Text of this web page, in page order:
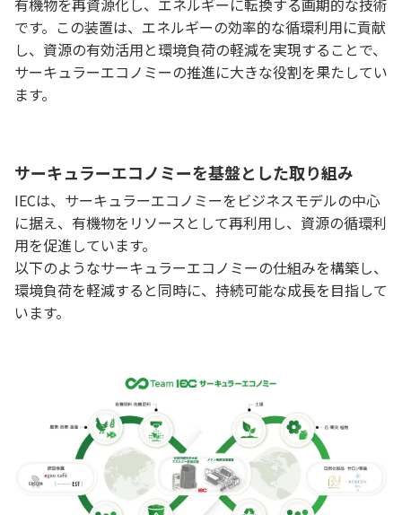
有機物を再資源化し、エネルギーに転換する画期的な技術
です。この装置は、エネルギーの効率的な循環利用に貢献
し、資源の有効活用と環境負荷の軽減を実現することで、
サーキュラーエコノミーの推進に大きな役割を果たしてい
ます。
サーキュラーエコノミーを基盤とした取り組み
IECは、サーキュラーエコノミーをビジネスモデルの中心
に据え、有機物をリソースとして再利用し、資源の循環利
用を促進しています。
以下のようなサーキュラーエコノミーの仕組みを構築し、
環境負荷を軽減すると同時に、持続可能な成長を目指して
います。